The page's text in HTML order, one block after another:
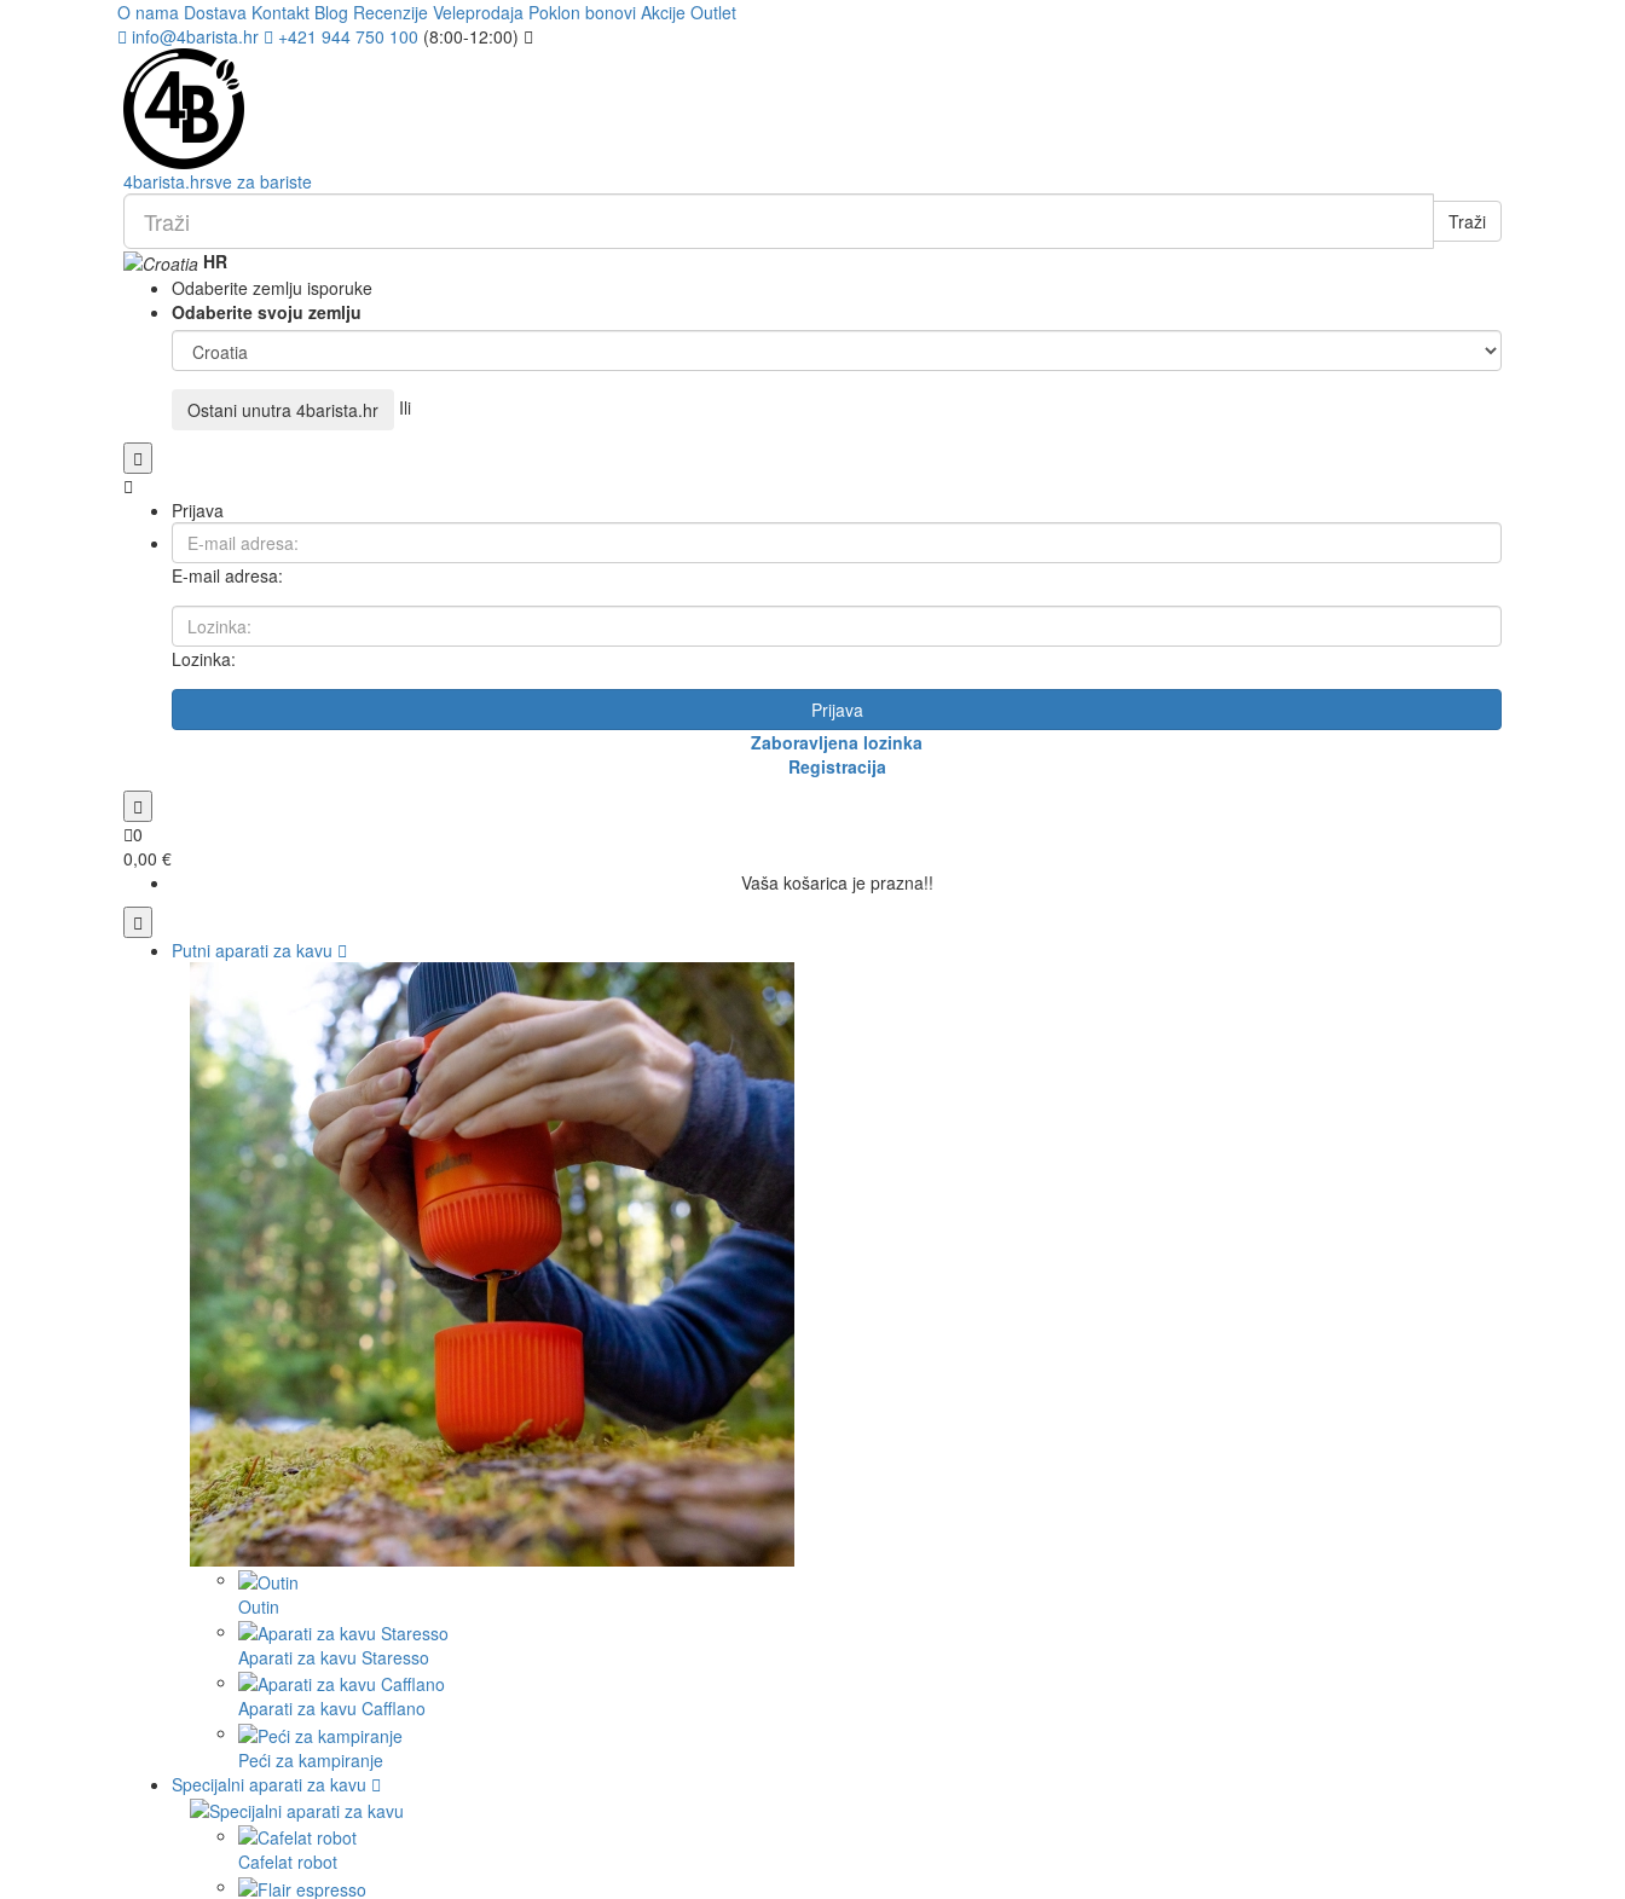
O nama Dostava Kontakt Blog Recenzije Veleprodaja Poklon bonovi Akcije Outlet
info@4barista.hr
+421 944 750 100 (8:00-12:00)
4barista.hrsve za bariste
Traži
HR
Odaberite zemlju isporuke
Odaberite svoju zemlju
Ostani unutra 4barista.hr Ili
Prijava
E-mail adresa:
Lozinka:
Prijava
Zaboravljena lozinka
Registracija
0
0,00 €
Vaša košarica je prazna!!
Putni aparati za kavu
Outin
Aparati za kavu Staresso
Aparati za kavu Cafflano
Peći za kampiranje
Specijalni aparati za kavu
Cafelat robot